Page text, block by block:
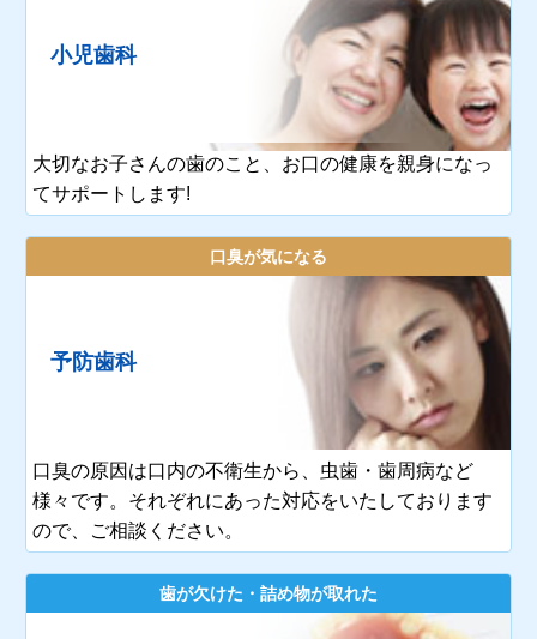
小児歯科
大切なお子さんの歯のこと、お口の健康を親身になっ
てサポートします!
口臭が気になる
予防歯科
口臭の原因は口内の不衛生から、虫歯・歯周病など
様々です。それぞれにあった対応をいたしております
ので、ご相談ください。
歯が欠けた・詰め物が取れた